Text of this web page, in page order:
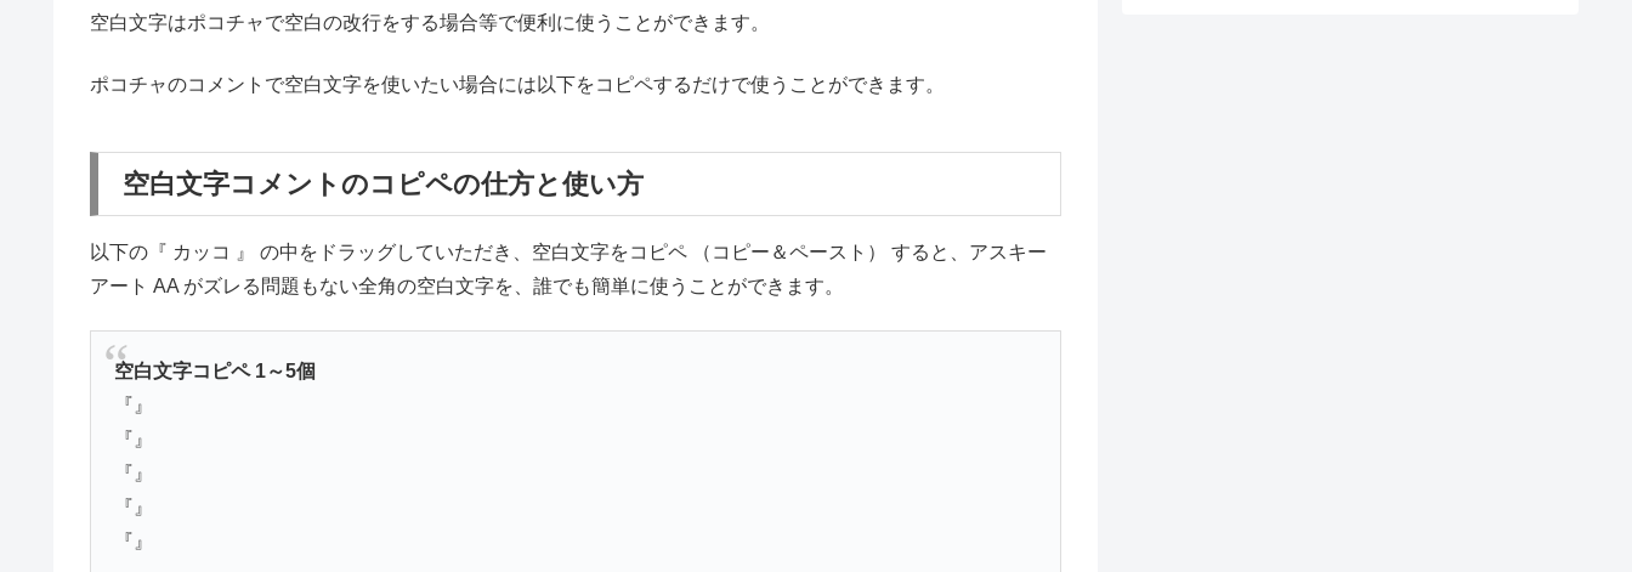
空白文字はポコチャで空白の改行をする場合等で便利に使うことができます。
ポコチャのコメントで空白文字を使いたい場合には以下をコピペするだけで使うことができます。
空白文字コメントのコピペの仕方と使い方
以下の『 カッコ 』 の中をドラッグしていただき、空白文字をコピペ （コピー＆ペースト） すると、アスキー
アート AA がズレる問題もない全角の空白文字を、誰でも簡単に使うことができます。
空白文字コピペ 1～5個
『ㅤㅤㅤㅤㅤ』
『ㅤㅤㅤㅤ』
『ㅤㅤㅤ』
『ㅤㅤ』
『ㅤ』